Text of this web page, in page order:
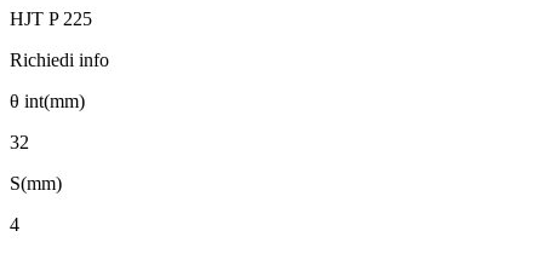
HJT P 225
Richiedi info
θ int(mm)
32
S(mm)
4